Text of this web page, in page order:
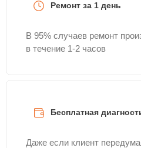
Ремонт за 1 день
В 95% случаев ремонт
в течение 1-2 часов
Бесплатная
Даже если клиент